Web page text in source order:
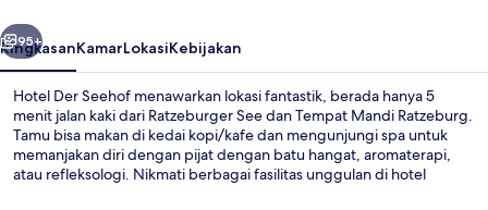
Berikutnya
95+
RingkasanKamarLokasiKebijakan
Hotel Der Seehof menawarkan lokasi fantastik, berada hanya 5
menit jalan kaki dari Ratzeburger See dan Tempat Mandi Ratzeburg.
Tamu bisa makan di kedai kopi/kafe dan mengunjungi spa untuk
memanjakan diri dengan pijat dengan batu hangat, aromaterapi,
atau refleksologi. Nikmati berbagai fasilitas unggulan di hotel